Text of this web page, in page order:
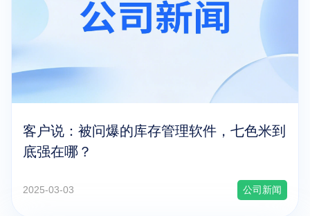
客户说：被问爆的库存管理软件，七色米到
底强在哪？
2025-03-03 公司新闻